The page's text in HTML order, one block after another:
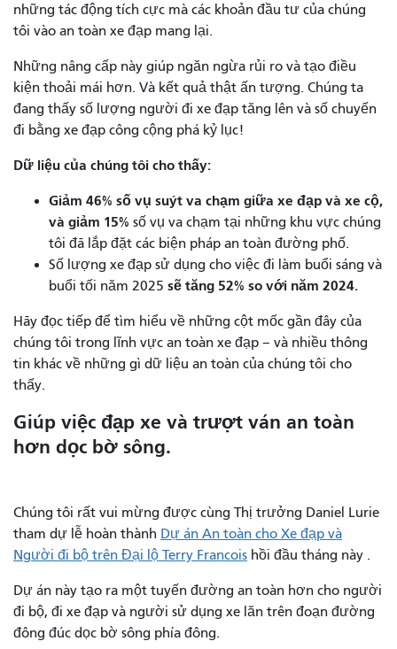
những tác động tích cực mà các khoản đầu tư của chúng
tôi vào an toàn xe đạp mang lại.
Những nâng cấp này giúp ngăn ngừa rủi ro và tạo điều
kiện thoải mái hơn. Và kết quả thật ấn tượng. Chúng ta
đang thấy số lượng người đi xe đạp tăng lên và số chuyến
đi bằng xe đạp công cộng phá kỷ lục!
Dữ liệu của chúng tôi cho thấy:
Giảm 46% số vụ suýt va chạm giữa xe đạp và xe cộ,
và giảm 15% số vụ va chạm tại những khu vực chúng
tôi đã lắp đặt các biện pháp an toàn đường phố.
Số lượng xe đạp sử dụng cho việc đi làm buổi sáng và
buổi tối năm 2025 sẽ tăng 52% so với năm 2024.
Hãy đọc tiếp để tìm hiểu về những cột mốc gần đây của
chúng tôi trong lĩnh vực an toàn xe đạp – và nhiều thông
tin khác về những gì dữ liệu an toàn của chúng tôi cho
thấy.
Giúp việc đạp xe và trượt ván an toàn
hơn dọc bờ sông.
Chúng tôi rất vui mừng được cùng Thị trưởng Daniel Lurie
tham dự lễ hoàn thành Dự án An toàn cho Xe đạp và
Người đi bộ trên Đại lộ Terry Francois hồi đầu tháng này .
Dự án này tạo ra một tuyến đường an toàn hơn cho người
đi bộ, đi xe đạp và người sử dụng xe lăn trên đoạn đường
đông đúc dọc bờ sông phía đông.